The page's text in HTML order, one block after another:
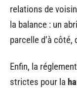
relations de
la balance : un
parcelle d’à
Enfin, la
strictes pour la